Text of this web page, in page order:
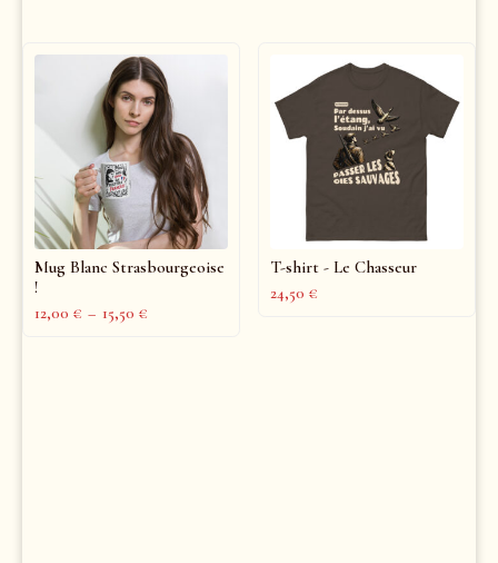
Mug Blanc Strasbourgeoise
!
12,00 € – 15,50 €
T-shirt - Le Chasseur
24,50 €